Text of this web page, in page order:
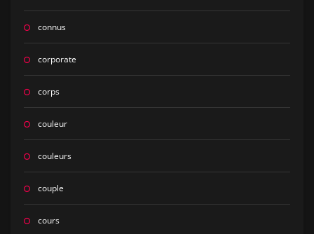
connus
corporate
corps
couleur
couleurs
couple
cours